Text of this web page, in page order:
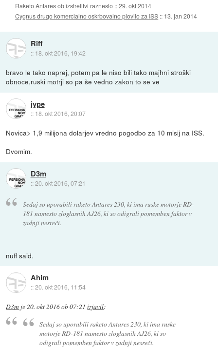
Raketo Antares ob izstrelitvi razneslo ::29. okt 2014
Cygnus drugo komercialno oskrbovalno plovilo za ISS :: 13. jan 2014
Riff
:: 18. okt 2016, 19:42
bravo le tako naprej, potem pa le niso bili tako majhni stroški
obnoce,ruski motrji so pa še vedno zakon to se ve
jype
:: 18. okt 2016, 20:07
Novica> 1,9 milijona dolarjev vredno pogodbo za 10 misij na ISS.
Dvomim.
D3m
::20. okt 2016, 07:21
Sedaj so uporabili raketo Antares 230, ki ima ruske motorje RD-
181 namesto zloglasnih AJ26, ki so odigrali pomemben faktor v
zadnji nesreči.
nuff said.
Ahim
::20. okt 2016, 11:54
D3m je20. okt 2016 ob 07:21 izjavil:
Sedaj so uporabili raketo Antares 230, ki ima ruske
motorje RD-181 namesto zloglasnih AJ26, ki so
odigrali pomemben faktor v zadnji nesreči.